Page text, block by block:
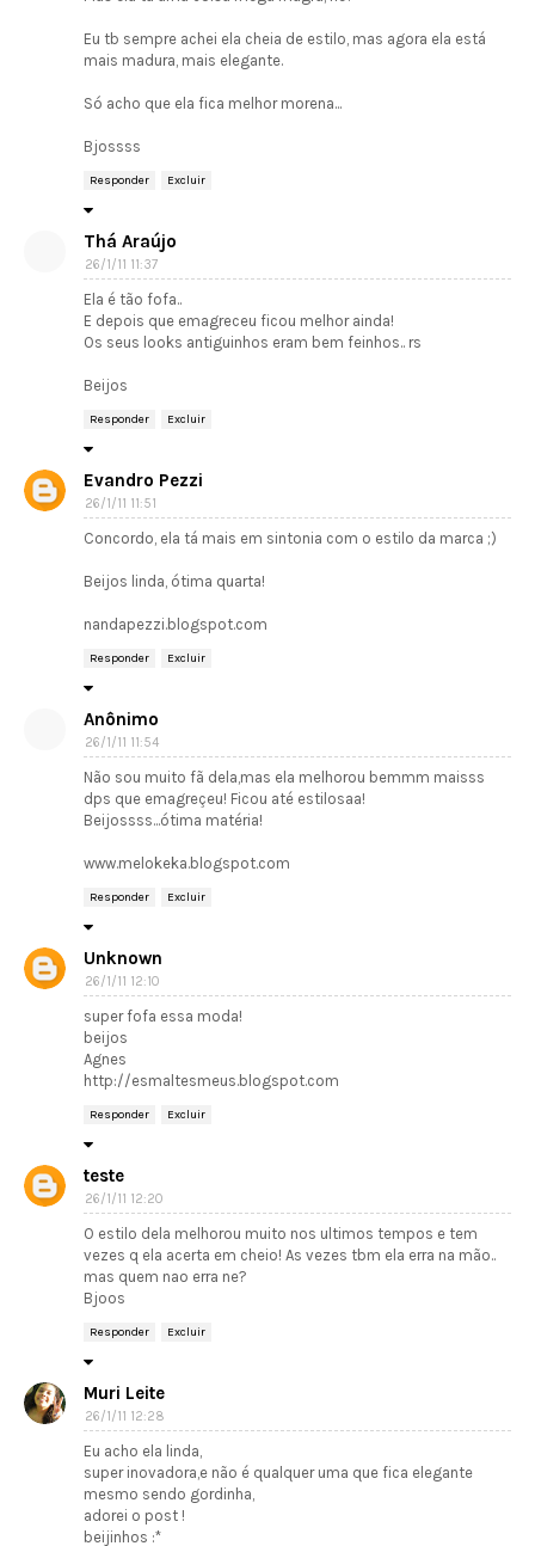
Eu tb sempre achei ela cheia de estilo, mas agora ela está
mais madura, mais elegante.
Só acho que ela fica melhor morena...
Bjossss
Responder Excluir
Thá Araújo
26/1/11 11:37
Ela é tão fofa..
E depois que emagreceu ficou melhor ainda!
Os seus looks antiguinhos eram bem feinhos.. rs
Beijos
Responder Excluir
Evandro Pezzi
26/1/11 11:51
Concordo, ela tá mais em sintonia com o estilo da marca ;)
Beijos linda, ótima quarta!
nandapezzi.blogspot.com
Responder Excluir
Anônimo
26/1/11 11:54
Não sou muito fã dela,mas ela melhorou bemmm maisss
dps que emagreçeu! Ficou até estilosaa!
Beijossss...ótima matéria!
www.melokeka.blogspot.com
Responder Excluir
Unknown
26/1/11 12:10
super fofa essa moda!
beijos
Agnes
http://esmaltesmeus.blogspot.com
Responder Excluir
teste
26/1/11 12:20
O estilo dela melhorou muito nos ultimos tempos e tem
vezes q ela acerta em cheio! As vezes tbm ela erra na mão..
mas quem nao erra ne?
Bjoos
Responder Excluir
Muri Leite
26/1/11 12:28
Eu acho ela linda,
super inovadora,e não é qualquer uma que fica elegante
mesmo sendo gordinha,
adorei o post !
beijinhos :*